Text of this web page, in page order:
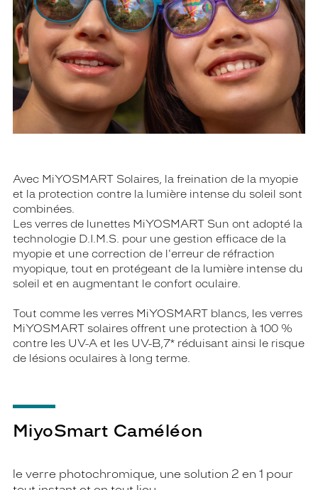
Avec MiYOSMART Solaires, la freination de la myopie
et la protection contre la lumière intense du soleil sont
combinées.
Les verres de lunettes MiYOSMART Sun ont adopté la
technologie D.I.M.S. pour une gestion efficace de la
myopie et une correction de l'erreur de réfraction
myopique, tout en protégeant de la lumière intense du
soleil et en augmentant le confort oculaire.
Tout comme les verres MiYOSMART blancs, les verres
MiYOSMART solaires offrent une protection à 100 %
contre les UV-A et les UV-B,7* réduisant ainsi le risque
de lésions oculaires à long terme.
MiyoSmart Caméléon
le verre photochromique, une solution 2 en 1 pour